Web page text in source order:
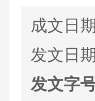
成文日期
发文日期
发文字